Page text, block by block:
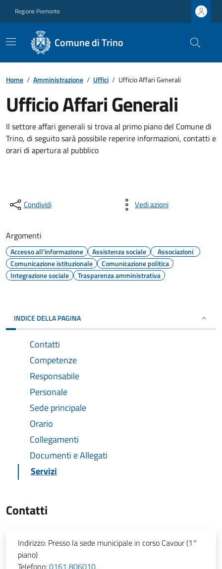
Regione Piemonte
Comune di Trino
Home / Amministrazione / Uffici / Ufficio Affari Generali
Ufficio Affari Generali
Il settore affari generali si trova al primo piano del Comune di
Trino, di seguito sarà possibile reperire informazioni, contatti e
orari di apertura al pubblico
Condividi Vedi azioni
Argomenti
Accesso all'informazione Assistenza sociale
Associazioni
Comunicazione istituzionale
Comunicazione politica
Integrazione sociale
Trasparenza amministrativa
INDICE DELLA PAGINA
Contatti
Competenze
Responsabile
Personale
Sede principale
Orario
Collegamenti
Documenti e Allegati
Servizi
Contatti
Indirizzo: Presso la sede municipale in corso Cavour (1°
piano)
Telefono:0161 806010